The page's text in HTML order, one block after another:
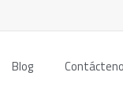
Blog